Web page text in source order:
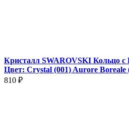
Кристалл SWAROVSKI Кольцо
Цвет: Crystal (001) Aurore
810 ₽